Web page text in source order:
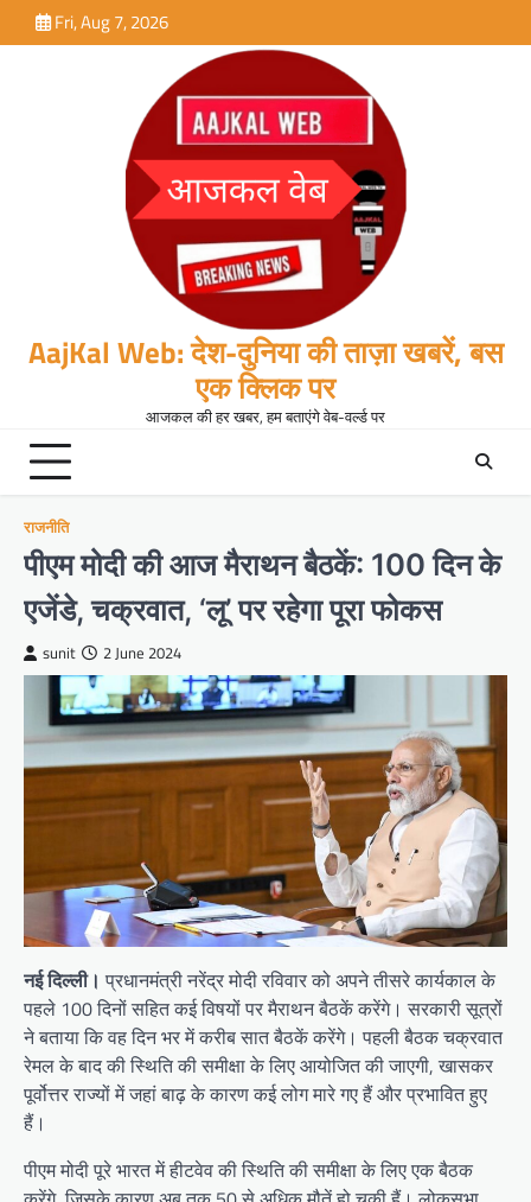
to
Fri, Aug 7, 2026
AajKal Web: देश-दुनिया की ताज़ा खबरें, बस
एक क्लिक पर
आजकल की हर खबर, हम बताएंगे वेब-वर्ल्ड पर
राजनीति
पीएम मोदी की आज मैराथन बैठकें: 100 दिन के
एजेंडे, चक्रवात, ‘लू’ पर रहेगा पूरा फोकस
sunit 2 June 2024
नई दिल्ली। प्रधानमंत्री नरेंद्र मोदी रविवार को अपने तीसरे कार्यकाल के
पहले 100 दिनों सहित कई विषयों पर मैराथन बैठकें करेंगे। सरकारी सूत्रों
ने बताया कि वह दिन भर में करीब सात बैठकें करेंगे। पहली बैठक चक्रवात
रेमल के बाद की स्थिति की समीक्षा के लिए आयोजित की जाएगी, खासकर
पूर्वोत्तर राज्यों में जहां बाढ़ के कारण कई लोग मारे गए हैं और प्रभावित हुए
हैं।
पीएम मोदी पूरे भारत में हीटवेव की स्थिति की समीक्षा के लिए एक बैठक